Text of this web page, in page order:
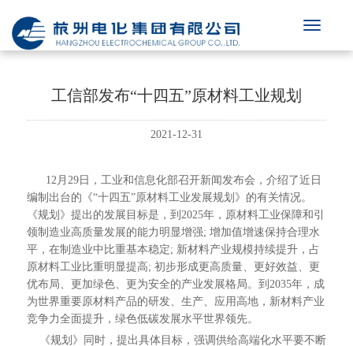
工信部发布“十四五”原材料工业规划
2021-12-31
12月29日，工业和信息化部召开新闻发布会，介绍了近日
编制出台的《“十四五”原材料工业发展规划》的有关情况。
《规划》提出的发展目标是，到2025年，原材料工业保障和引
领制造业高质量发展的能力明显增强; 增加值增速保持合理水
平，在制造业中比重基本稳定; 新材料产业规模持续提升，占
原材料工业比重明显提高; 初步形成更高质量、更好效益、更
优布局、更加绿色、更为安全的产业发展格局。到2035年，成
为世界重要原材料产品的研发、生产、应用高地，新材料产业
竞争力全面提升，绿色低碳发展水平世界领先。
《规划》同时，提出具体目标，强调供给高端化水平要不断